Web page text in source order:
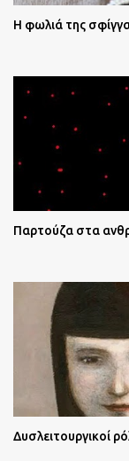
Η φωλιά της
Παρτούζα στα
Δυσλειτουργικοί